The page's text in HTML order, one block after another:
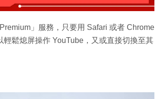
」服務，只要用 Safari 或者 Chrome
鬆熄屏操作 YouTube，又或直接切換至其